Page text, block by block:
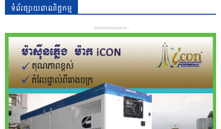
ទំព័រផ្សាយពាណិជ្ជកម្ម
- Advertisement -